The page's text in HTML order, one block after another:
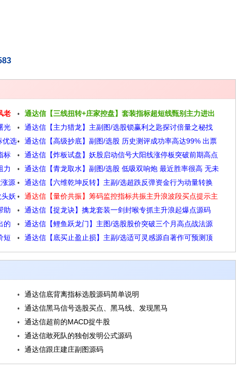
老 通达信【三线扭转+庄家控盘】套装指标超短线甄别主力进出
和控盘力度源码
光 通达信【主力猎龙】主副图/选股锁赢利之匙探讨倍量之秘找
寻起爆之由源码
优选 通达信【高级抄底】副图/选股 历史测评成功率高达99% 出票
数量多 性能稳定 源码无未源码分享 附图
标 通达信【炸板试盘】妖股启动信号大阳线涨停板突破前期高点
源码
力 通达信【青龙取水】副图/选股 低吸双响炮 最近胜率很高 无未
来信号指标公式
源 通达信【六维乾坤反转】主副/选超跌反弹资金行为动量转换
市场环境四维度共振源码
妖 通达信【量价共振】筹码监控指标共振主升浪波段买点提示主
副/选股源码
助
通达信【捉龙诀】擒龙套装一剑封喉专抓主升浪起爆点源码
的
通达信【鲤鱼跃龙门】主图/选股股价突破三个月高点战法源
码
短 通达信【底买止盈止损】主副/选适可灵感源自著作可预测顶
底点位区间思路源码
通达信底背离指标选股源码简单说明
通达信黑马信号选股买点、黑马线、发现黑马
通达信超前的MACD捉牛股
通达信敢死队的独创发明公式源码
通达信跟庄建庄副图源码